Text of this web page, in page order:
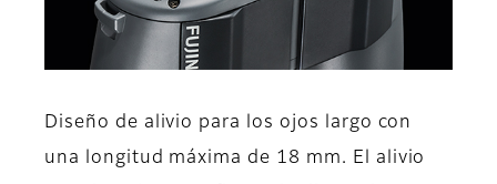
Diseño de alivio para los ojos largo con
una longitud máxima de 18 mm. El alivio